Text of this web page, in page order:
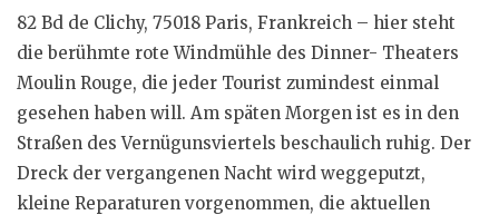
82 Bd de Clichy, 75018 Paris, Frankreich – hier steht
die berühmte rote Windmühle des Dinner- Theaters
Moulin Rouge, die jeder Tourist zumindest einmal
gesehen haben will. Am späten Morgen ist es in den
Straßen des Vernügunsviertels beschaulich ruhig. Der
Dreck der vergangenen Nacht wird weggeputzt,
kleine Reparaturen vorgenommen, die aktuellen